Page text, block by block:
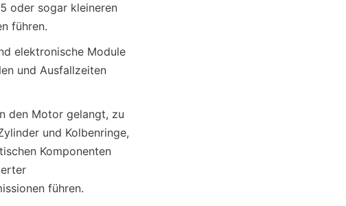
oder sogar kleineren
führen.
elektronische Module
und Ausfallzeiten
den Motor gelangt, zu
und Kolbenringe,
Komponenten
führen.